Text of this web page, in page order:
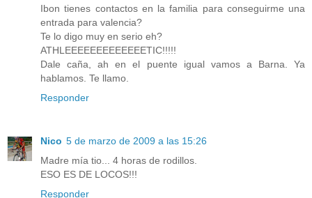
Ibon tienes contactos en la familia para conseguirme una
entrada para valencia?
Te lo digo muy en serio eh?
ATHLEEEEEEEEEEEEETIC!!!!!
Dale caña, ah en el puente igual vamos a Barna. Ya
hablamos. Te llamo.
Responder
Nico 5 de marzo de 2009 a las 15:26
Madre mía tio... 4 horas de rodillos.
ESO ES DE LOCOS!!!
Responder